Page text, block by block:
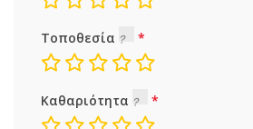
Τοποθεσία
Καθαριότητα